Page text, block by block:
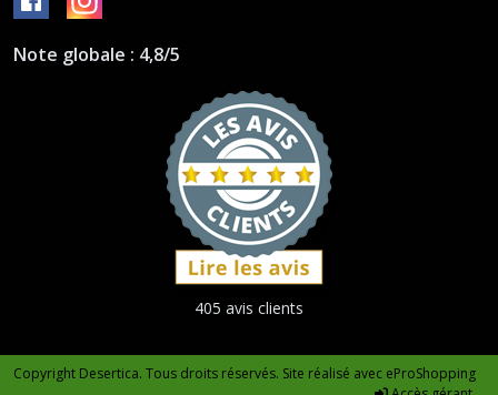
Note globale : 4,8/5
405 avis clients
Copyright Desertica. Tous droits réservés. Site réalisé avec eProShopping